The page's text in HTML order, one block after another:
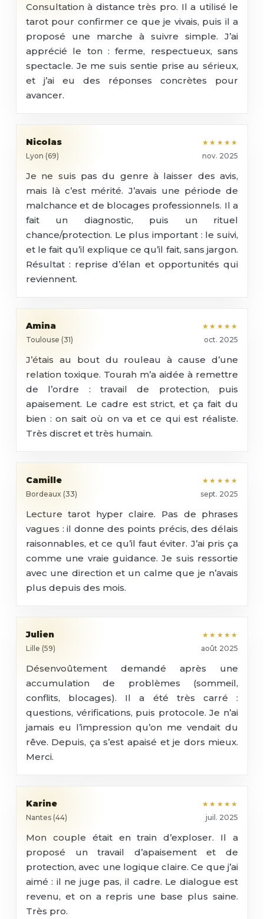
Consultation à distance très pro. Il a utilisé le
tarot pour confirmer ce que je vivais, puis il a
proposé une marche à suivre simple. J’ai
apprécié le ton : ferme, respectueux, sans
spectacle. Je me suis sentie prise au sérieux,
et j’ai eu des réponses concrètes pour
avancer.
Nicolas
Lyon (69)
★★★★★
nov. 2025
Je ne suis pas du genre à laisser des avis,
mais là c’est mérité. J’avais une période de
malchance et de blocages professionnels. Il a
fait un diagnostic, puis un rituel
chance/protection. Le plus important : le suivi,
et le fait qu’il explique ce qu’il fait, sans jargon.
Résultat : reprise d’élan et opportunités qui
reviennent.
Amina
Toulouse (31)
★★★★★
oct. 2025
J’étais au bout du rouleau à cause d’une
relation toxique. Tourah m’a aidée à remettre
de l’ordre : travail de protection, puis
apaisement. Le cadre est strict, et ça fait du
bien : on sait où on va et ce qui est réaliste.
Très discret et très humain.
Camille
Bordeaux (33)
★★★★★
sept. 2025
Lecture tarot hyper claire. Pas de phrases
vagues : il donne des points précis, des délais
raisonnables, et ce qu’il faut éviter. J’ai pris ça
comme une vraie guidance. Je suis ressortie
avec une direction et un calme que je n’avais
plus depuis des mois.
Julien
Lille (59)
★★★★★
août 2025
Désenvoûtement demandé après une
accumulation de problèmes (sommeil,
conflits, blocages). Il a été très carré :
questions, vérifications, puis protocole. Je n’ai
jamais eu l’impression qu’on me vendait du
rêve. Depuis, ça s’est apaisé et je dors mieux.
Merci.
Karine
Nantes (44)
★★★★★
juil. 2025
Mon couple était en train d’exploser. Il a
proposé un travail d’apaisement et de
protection, avec une logique claire. Ce que j’ai
aimé : il ne juge pas, il cadre. Le dialogue est
revenu, et on a repris une base plus saine.
Très pro.